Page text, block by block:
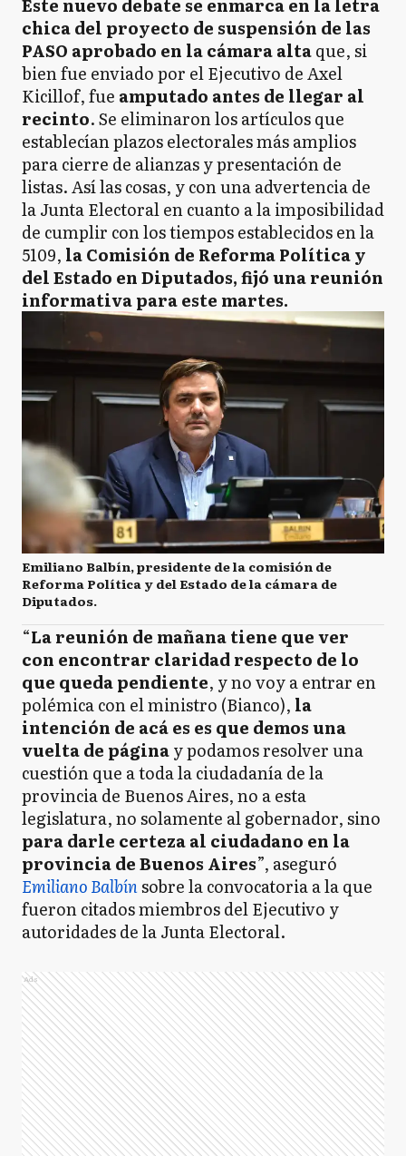
Este nuevo debate se enmarca en la letra
chica del proyecto de suspensión de las
PASO aprobado en la cámara altaque, si
bien fue enviado por el Ejecutivo de Axel
Kicillof, fue amputado antes de llegar al
recinto. Se eliminaron los artículos que
establecían plazos electorales más amplios
para cierre de alianzas y presentación de
listas. Así las cosas, y con una advertencia de
la Junta Electoral en cuanto a la imposibilidad
de cumplir con los tiempos establecidos en la
5109, la Comisión de Reforma Política y
del Estado en Diputados, fijó una reunión
informativa para este martes.
Emiliano Balbín, presidente de la comisión de
Reforma Política y del Estado de la cámara de
Diputados.
“La reunión de mañana tiene que ver
con encontrar claridad respecto de lo
que queda pendiente, y no voy a entrar en
polémica con el ministro (Bianco), la
intención de acá es es que demos una
vuelta de páginay podamos resolver una
cuestión que a toda la ciudadanía de la
provincia de Buenos Aires, no a esta
legislatura, no solamente al gobernador, sino
para darle certeza al ciudadano en la
provincia de Buenos Aires”, aseguró
Emiliano Balbínsobre la convocatoria a la que
fueron citados miembros del Ejecutivo y
autoridades de la Junta Electoral.
Ads